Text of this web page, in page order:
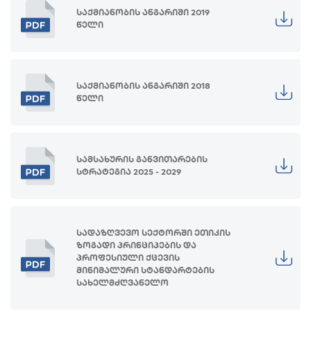
საქმიანობის ანგარიში 2019
წელი
საქმიანობის ანგარიში 2018
წელი
სამსახურის განვითარების
სტრატეგია 2025 - 2029
სადაზღვევო სექტორში ეთიკის
ზოგადი პრინციპების და
პროფესიული ქცევის
მინიმალური სტანდარტების
სახელმძღვანელო